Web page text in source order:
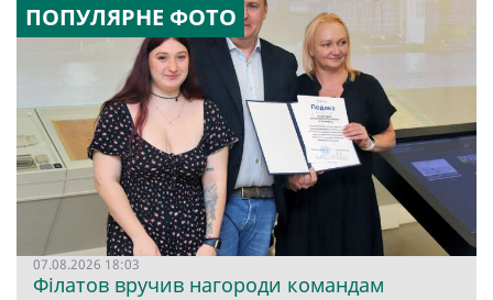
ПОПУЛЯРНЕ ФОТО
07.08.2026 18:03
Філатов вручив нагороди командам